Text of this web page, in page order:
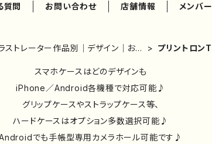
質問 お問い合わせ 店舗情報 メンバ
ストレーター作品別｜デザイン｜おし
プリントロン
スマホケースはどのデザインも
iPhone／Android各機種で対応可能♪
グリップケースやストラップケース等、
ハードケースはオプション多数選択可能♪
でも手帳型専用カメラホール可能です♪